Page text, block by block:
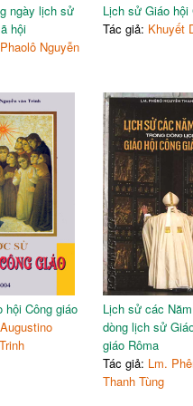
ngày lịch sử
hội
Nguyễn
Lịch sử Giáo hội
Tác giả: Khuyết
hội Công giáo
Lịch sử các
dòng lịch sử
giáo Rôma
Tác giả: Lm.
Thanh Tùng